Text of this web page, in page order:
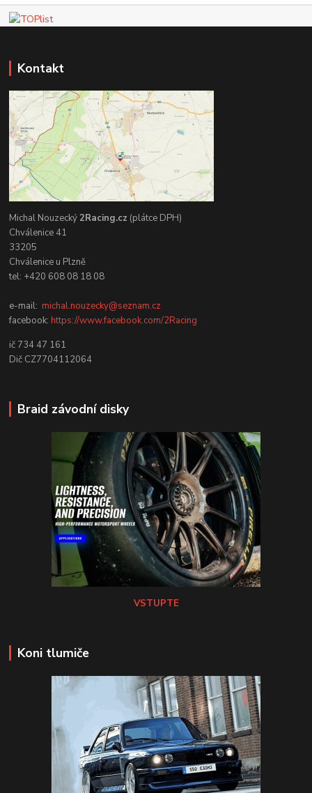
Kontakt
Michal Nouzecký2Racing.cz (plátce DPH)
Chválenice 41
33205
Chválenice u Plzně
tel: +420 608 08 18 08
e-mail:michal.nouzecky@seznam.cz
facebook:https://www.facebook.com/2Racing
ič 734 47 161
Dič CZ7704112064
Braid závodní disky
VSTUPTE
Koni tlumiče